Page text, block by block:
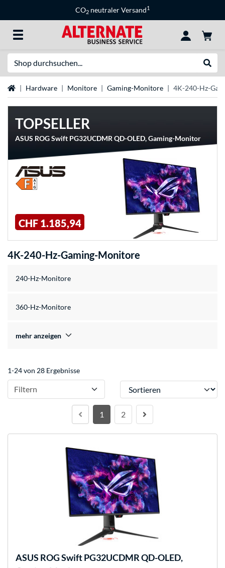
CO2 neutraler Versand1
StartseiteHardware Monitore Gaming-Monitore 4K-240-Hz-
TOPSELLER
ASUS ROG Swift PG32UCDMR QD-OLED, Gaming-Monitor
CHF 1.185,94
4K-240-Hz-Gaming-Monitore
240-Hz-Monitore
360-Hz-Monitore
mehr anzeigen
1-24 von 28 Ergebnisse
Filtern Sortieren
1 2
ASUS ROG Swift PG32UCDMR QD-OLED,